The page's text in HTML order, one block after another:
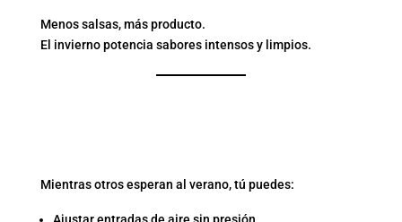
Menos salsas, más producto.
El invierno potencia sabores intensos y limpios.
Mientras otros esperan al verano, tú puedes: